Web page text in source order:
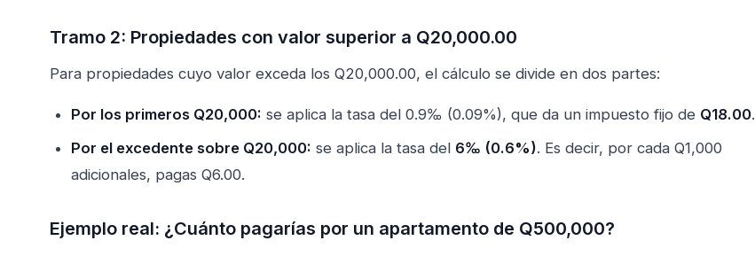
Tramo 2: Propiedades con valor superior a Q20,000.00
Para propiedades cuyo valor exceda los Q20,000.00, el cálculo se divide en dos partes:
Por los primeros Q20,000: se aplica la tasa del 0.9‰ (0.09%), que da un impuesto fijo de Q18.00.
Por el excedente sobre Q20,000: se aplica la tasa del 6‰ (0.6%). Es decir, por cada Q1,000
adicionales, pagas Q6.00.
Ejemplo real: ¿Cuánto pagarías por un apartamento de Q500,000?